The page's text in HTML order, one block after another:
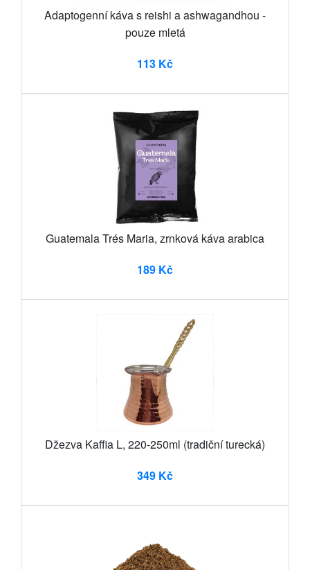
Adaptogenní káva s reishi a ashwagandhou -
pouze mletá
113 Kč
Guatemala Trés Maria, zrnková káva arabica
189 Kč
Džezva Kaffia L, 220-250ml (tradiční turecká)
349 Kč